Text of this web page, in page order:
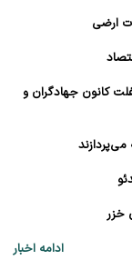
ارضی
کانون جهادگران و
ادامه اخبار